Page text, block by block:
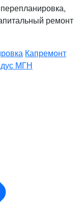
ремонт
Капремонт
МГН